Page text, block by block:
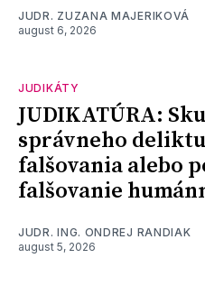
JUDR. ZUZANA MAJERIKOVÁ
august 6, 2026
JUDIKÁTY
JUDIKATÚRA:
správneho
falšovania alebo
falšovanie
JUDR. ING. ONDREJ RANDIAK
august 5, 2026